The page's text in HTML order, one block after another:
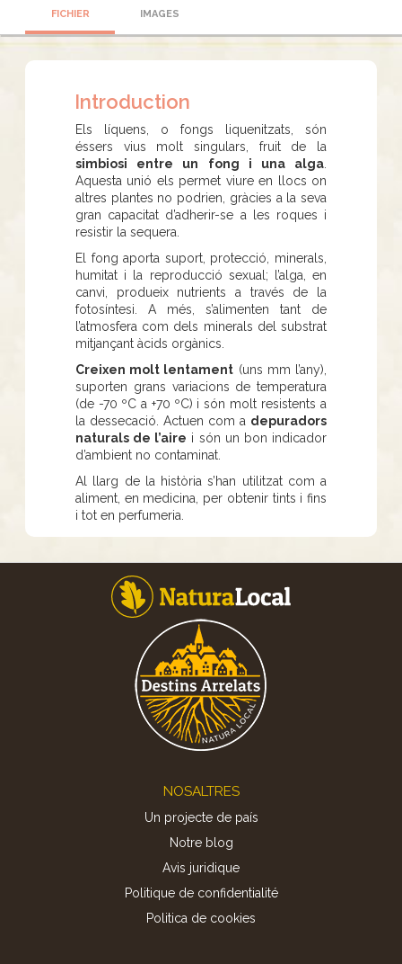
FICHIER IMAGES
Introduction
Els líquens, o fongs liquenitzats, són
éssers vius molt singulars, fruit de la
simbiosi entre un fong i una alga
Aquesta unió els permet viure en llocs on
altres plantes no podrien, gràcies a la seva
gran capacitat d’adherir-se a les roques i
resistir la sequera.
El fong aporta suport, protecció, minerals,
humitat i la reproducció sexual; l’alga, en
canvi, produeix nutrients a través de la
fotosíntesi. A més, s’alimenten tant de
l’atmosfera com dels minerals del substrat
mitjançant àcids orgànics.
Creixen molt lentament (uns mm l’any),
suporten grans variacions de temperatura
(de -70 ºC a +70 ºC) i són molt resistents a
la dessecació. Actuen com a depuradors
naturals de l’aire i són un bon indicador
d’ambient no contaminat.
Al llarg de la història s’han utilitzat com a
aliment, en medicina, per obtenir tints i fins
i tot en perfumeria.
NOSALTRES
Un projecte de país
Notre blog
Avis juridique
Politique de confidentialité
Politica de cookies